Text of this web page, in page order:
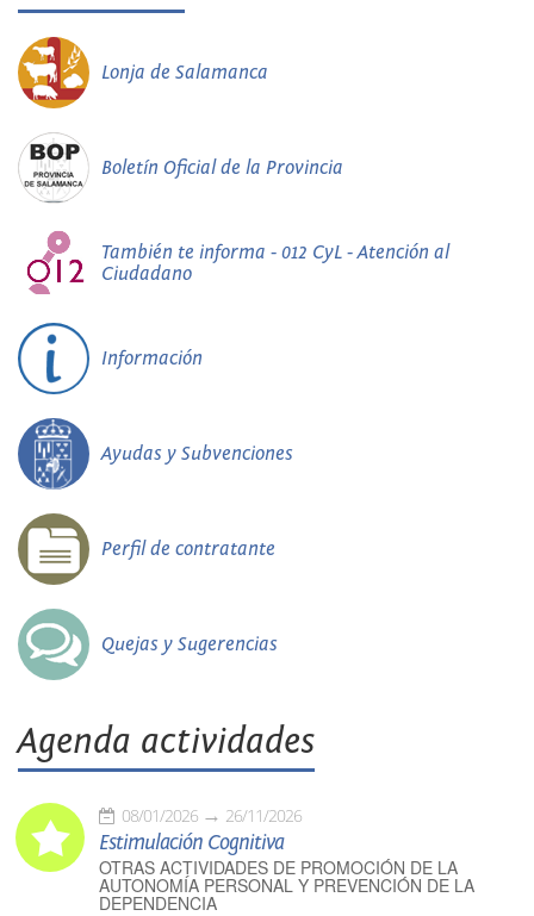
Lonja de Salamanca
Boletín Oficial de la Provincia
También te informa - 012 CyL - Atención al
Ciudadano
Información
Ayudas y Subvenciones
Perfil de contratante
Quejas y Sugerencias
Agenda actividades
08/01/2026 26/11/2026
Estimulación Cognitiva
OTRAS ACTIVIDADES DE PROMOCIÓN DE LA
AUTONOMÍA PERSONAL Y PREVENCIÓN DE LA
DEPENDENCIA